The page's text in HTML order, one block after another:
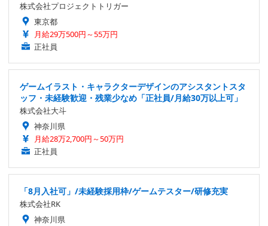
株式会社プロジェクトトリガー
東京都
月給29万500円～55万円
正社員
ゲームイラスト・キャラクターデザインのアシスタントスタ
ッフ・未経験歓迎・残業少なめ「正社員/月給30万以上可」
株式会社大斗
神奈川県
月給28万2,700円～50万円
正社員
「8月入社可」/未経験採用枠/ゲームテスター/研修充実
株式会社RK
神奈川県